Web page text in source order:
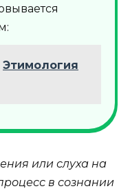
Этимология
или слуха на
в сознании